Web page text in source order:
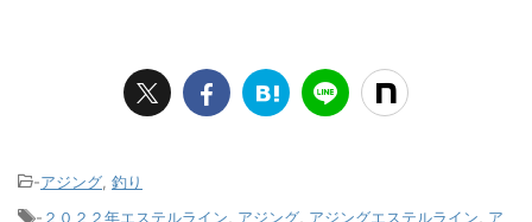
-アジング 釣り
- ２０２２年エステルライン アジング アジングエステルライン
ア